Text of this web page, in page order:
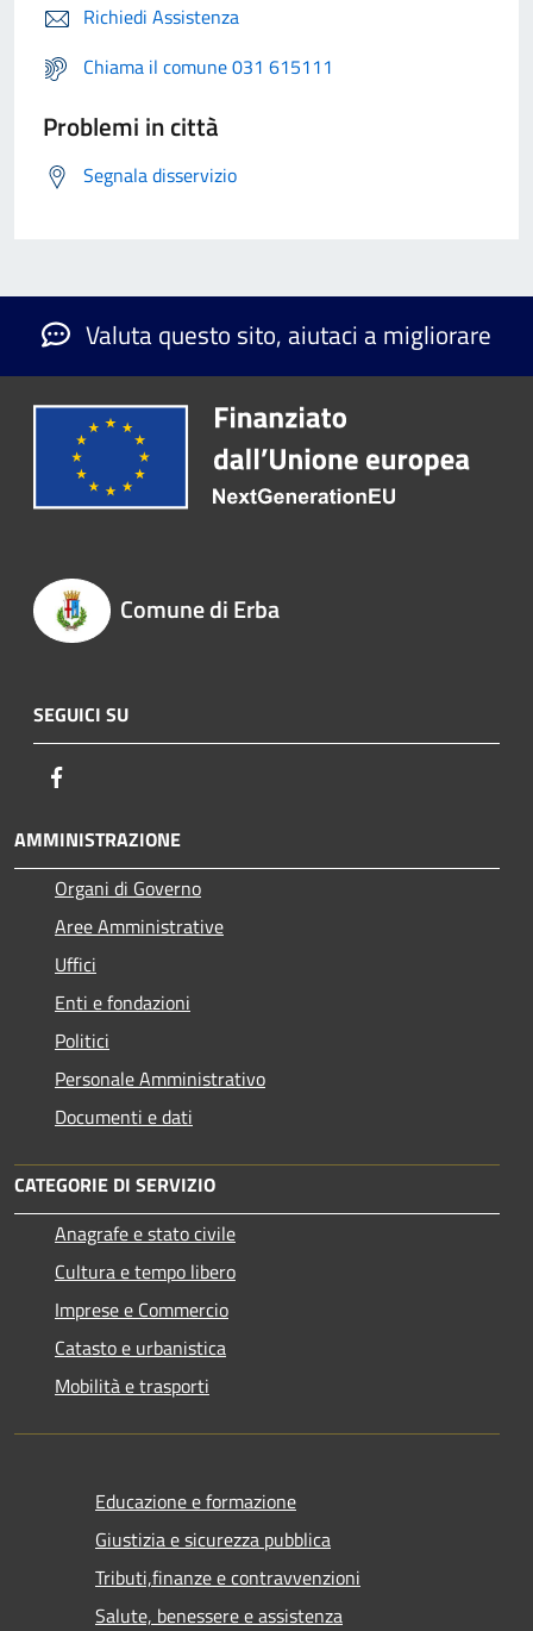
Richiedi Assistenza
Chiama il comune 031 615111
Problemi in città
Segnala disservizio
Valuta questo sito, aiutaci a migliorare
Comune di Erba
SEGUICI SU
AMMINISTRAZIONE
Organi di Governo
Aree Amministrative
Uffici
Enti e fondazioni
Politici
Personale Amministrativo
Documenti e dati
CATEGORIE DI SERVIZIO
Anagrafe e stato civile
Cultura e tempo libero
Imprese e Commercio
Catasto e urbanistica
Mobilità e trasporti
Educazione e formazione
Giustizia e sicurezza pubblica
Tributi,finanze e contravvenzioni
Salute, benessere e assistenza